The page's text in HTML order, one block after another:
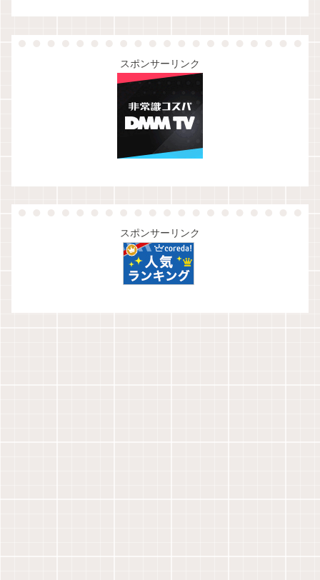
スポンサーリンク
スポンサーリンク